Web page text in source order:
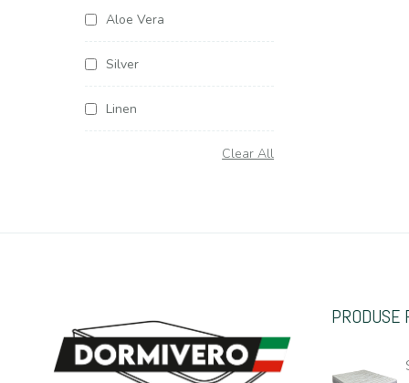
Aloe Vera
Silver
Linen
Casmir
Jacquard
Clear All
PRODUSE